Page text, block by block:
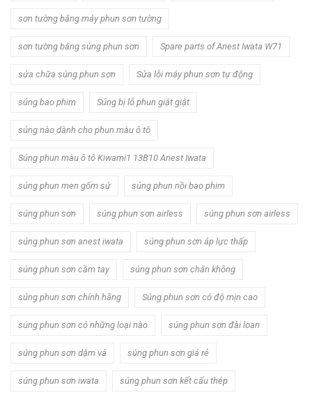
sơn tường bằng máy phun sơn tường
sơn tường bằng súng phun sơn Spare parts of Anest Iwata W71
sửa chữa súng phun sơn Sửa lỗi máy phun sơn tự động
súng bao phim Súng bị lỗ phun giật giật
súng nào dành cho phun màu ô tô
Súng phun màu ô tô Kiwami1 13B10 Anest Iwata
súng phun men gốm sứ súng phun nồi bao phim
súng phun sơn súng phun sơn airless súng phun sơn airless
súng phun sơn anest iwata súng phun sơn áp lực thấp
súng phun sơn cầm tay súng phun sơn chân không
súng phun sơn chính hãng Súng phun sơn có độ mịn cao
súng phun sơn có những loại nào súng phun sơn đài loan
súng phun sơn dặm vá súng phun sơn giá rẻ
súng phun sơn iwata súng phun sơn kết cấu thép